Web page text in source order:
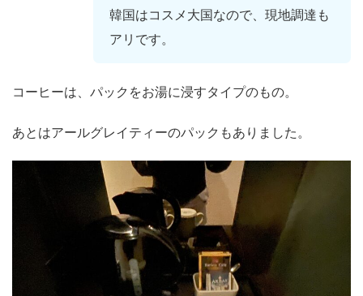
韓国はコスメ大国なので、現地調達も
アリです。
コーヒーは、パックをお湯に浸すタイプのもの。
あとはアールグレイティーのパックもありました。